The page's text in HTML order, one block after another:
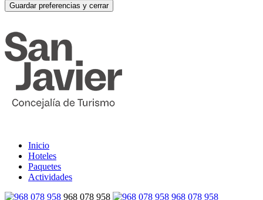
Guardar preferencias y cerrar
Inicio
Hoteles
Paquetes
Actividades
968 078 958
968 078 958